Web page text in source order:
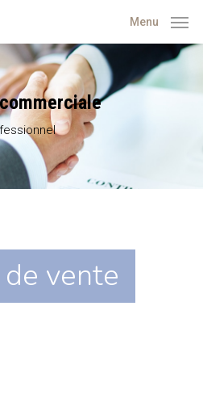
Menu
commerciale
vente